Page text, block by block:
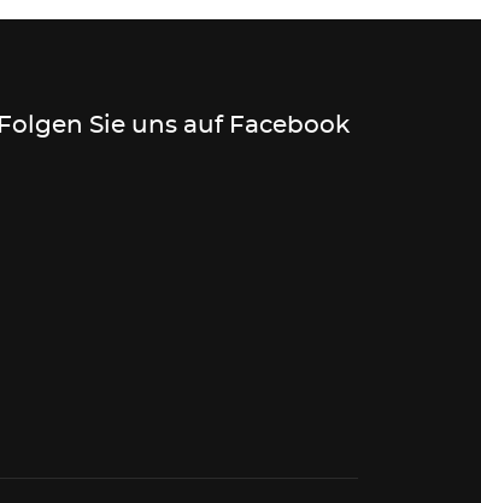
Folgen Sie uns auf Facebook